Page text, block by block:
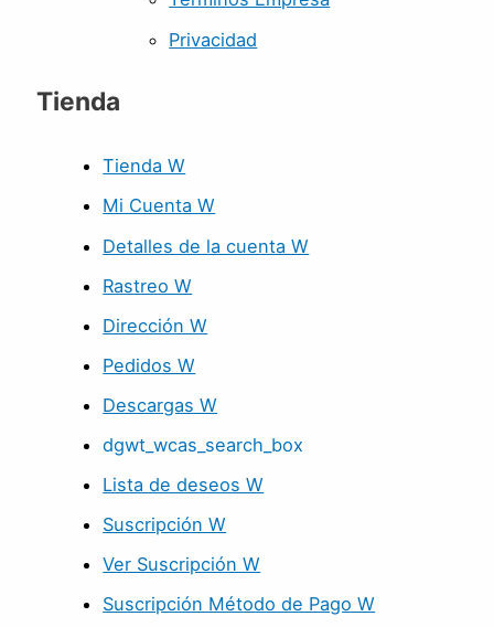
Privacidad
Tienda
Tienda W
Mi Cuenta W
Detalles de la cuenta W
Rastreo W
Dirección W
Pedidos W
Descargas W
dgwt_wcas_search_box
Lista de deseos W
Suscripción W
Ver Suscripción W
Suscripción Método de Pago W